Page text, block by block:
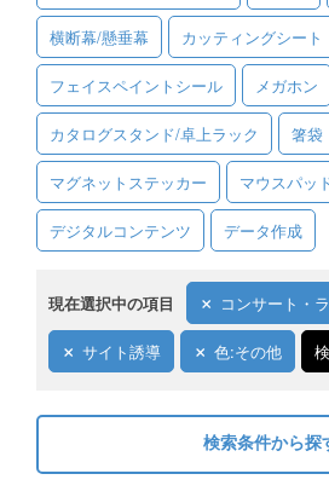
資料をダウンロード
ご利用規約
お見積り・お問合せ
横断幕/懸垂幕 カッティングシート
フェイスペイントシール メガホン
カタログスタンド/卓上ラック 箸袋
マグネットステッカー マウスパッ
デジタルコンテンツ データ作成
現在選択中の項目 コンサート・
サイト誘導 色:その他
検索条件から探